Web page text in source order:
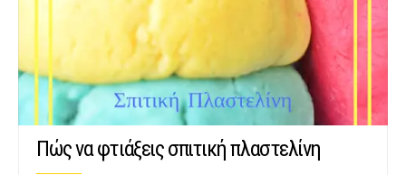
Πώς να φτιάξεις σπιτική πλαστελίνη